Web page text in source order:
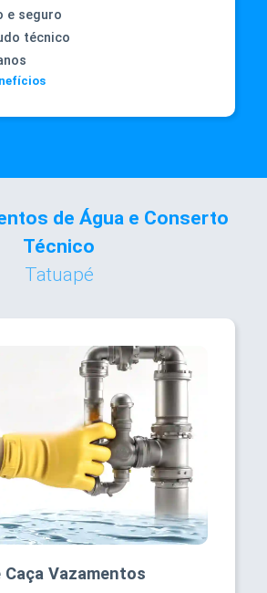
e seguro
técnico
de Água e Conserto
Técnico
Tatuapé
Vazamentos